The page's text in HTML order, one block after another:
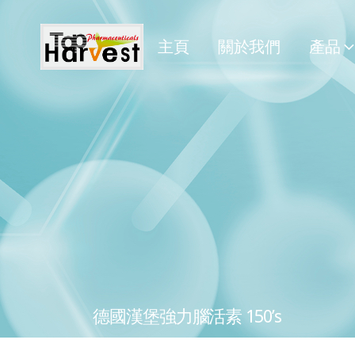
主頁 關於我們 產品
德國漢堡強力腦活素 150’s